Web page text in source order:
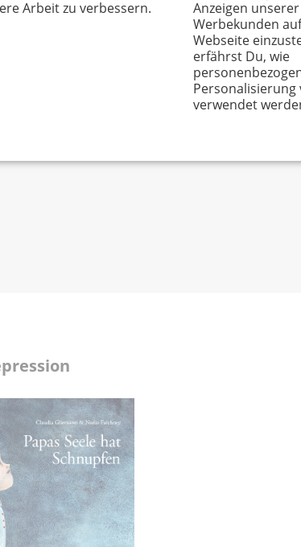
Arbeit zu verbessern.
Anzeigen unserer
Werbekunden
Webseite
erfährst Du, wie
Personalisierung
verwendet
als auch durch die ansprechenden, in
hinaus hat das Buch einen interaktiven
zum Ausfüllen, und lädt so dazu ein, einmal
anzunähern. Besonders hilfreich ist der
zahlreiche Hilfestellungen für den